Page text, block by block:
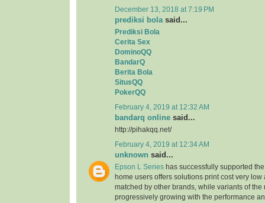
December 13, 2018 at 7:19 PM
prediksi bola said...
Prediksi Bola
Cerita Sex
DominoQQ
BandarQ
Berita Bola
SitusQQ
PokerQQ
February 4, 2019 at 12:32 AM
bandarq online said...
http://pihakqq.net/
February 4, 2019 at 12:34 AM
unknown said...
Epson L Series has successfully supported
home users offers solutions print cost very low
matched by other brands, while variants of the
progressively growing with the performance